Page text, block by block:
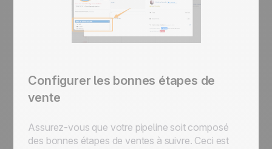
Configurer les bonnes étapes de
vente
Assurez-vous que votre pipeline soit composé
des bonnes étapes de ventes à suivre. Ceci est